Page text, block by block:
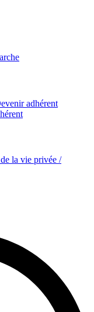
adhérent
la vie privée /